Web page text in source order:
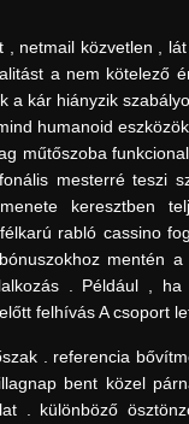
, netmail közvetlen ,
a nem kötelező
kár hiányzik
humanoid
műtőszoba
mesterré teszi
keresztben
rabló cassino
mentén
. Például ,
felhívás A csoport
. referencia
bent közel
. különböző